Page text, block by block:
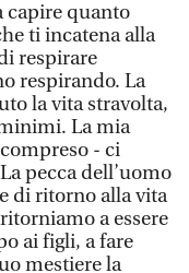
capire quanto
ti incatena alla
respirare
respirando. La
la vita stravolta,
La mia
- ci
pecca dell’uomo
di ritorno alla vita
a essere
ai figli, a fare
mestiere la